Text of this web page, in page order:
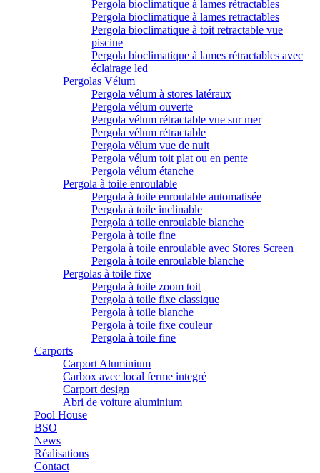
Pergola bioclimatique à lames rétractables
Pergola bioclimatique à lames retractables
Pergola bioclimatique à toit retractable vue
piscine
Pergola bioclimatique à lames rétractables avec
éclairage led
Pergolas Vélum
Pergola vélum à stores latéraux
Pergola vélum ouverte
Pergola vélum rétractable vue sur mer
Pergola vélum rétractable
Pergola vélum vue de nuit
Pergola vélum toit plat ou en pente
Pergola vélum étanche
Pergola à toile enroulable
Pergola à toile enroulable automatisée
Pergola à toile inclinable
Pergola à toile enroulable blanche
Pergola à toile fine
Pergola à toile enroulable avec Stores Screen
Pergola à toile enroulable blanche
Pergolas à toile fixe
Pergola à toile zoom toit
Pergola à toile fixe classique
Pergola à toile blanche
Pergola à toile fixe couleur
Pergola à toile fine
Carports
Carport Aluminium
Carbox avec local ferme integré
Carport design
Abri de voiture aluminium
Pool House
BSO
News
Réalisations
Contact